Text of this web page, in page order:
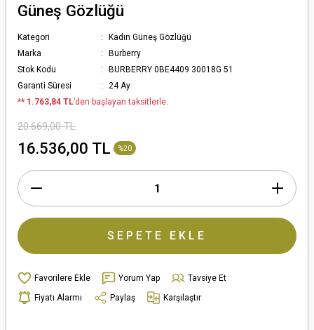
Güneş Gözlüğü
Kategori
Kadın Güneş Gözlüğü
Marka
Burberry
Stok Kodu
BURBERRY 0BE4409 30018G 51
Garanti Süresi
24 Ay
** 1.763,84 TL’den başlayan taksitlerle.
20.669,00 TL
16.536,00 TL %20
SEPETE EKLE
Yorum Yap
Tavsiye Et
Fiyatı Alarmı
Paylaş Karşılaştır